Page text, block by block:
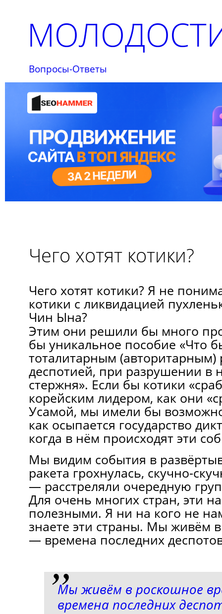
Вопросы-Ответы
Чего хотят котики?
Чего хотят котики? Я не
котики с ликвидацией
Чин Ына?
Этим они решили бы много
бы уникальное пособие «Что
тоталитарным
деспотией, при разрушении в
стержня». Если бы котики
корейским лидером, как они
Усамой, мы имели бы
как осыпается государство
когда в нём происходят эти
Мы видим события в
ракета грохнулась, скучно-
— расстреляли очередную
Для очень многих стран, эти
полезными. Я ни на кого не
знаете эти страны. Мы живём
— времена последних
Мы живём в роскошное
времена последних